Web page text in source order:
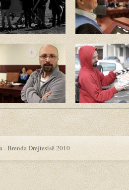
- Brenda Drejtesisë 2010